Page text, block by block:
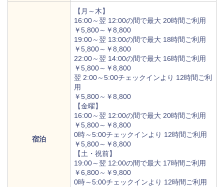
宿泊
【月～木】
16:00～翌 12:00の間で最大 20時間ご利用
￥5,800～￥8,800
19:00～翌 13:00の間で最大 18時間ご利用
￥5,800～￥8,800
22:00～翌 14:00の間で最大 16時間ご利用
￥5,800～￥8,800
翌 2:00～5:00チェックインより 12時間ご利
用
￥5,800～￥8,800
【金曜】
16:00～翌 12:00の間で最大 20時間ご利用
￥5,800～￥8,800
0時～5:00チェックインより 12時間ご利用
￥5,800～￥8,800
【土・祝前】
19:00～翌 12:00の間で最大 17時間ご利用
￥6,800～￥9,800
0時～5:00チェックインより 12時間ご利用